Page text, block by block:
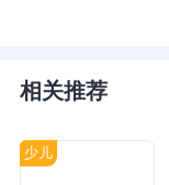
相关推荐
少儿